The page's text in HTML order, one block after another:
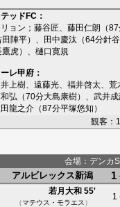
ッドFC ：
ョン ； 藤谷匠 藤田仁朗 （
田陣平）、 田中慶汰 （64分針
鷹虎）、 樋口寛規
レ甲府 ：
井上樹 遠藤光 福井啓太 荒
弘 （70分大島康樹）、 武井
龍之介 （87分平塚悠知 ）
観客：
会場：デンカ
アルビレックス新潟 1
若月大和 55'
（マテウス・モラエス ）
1